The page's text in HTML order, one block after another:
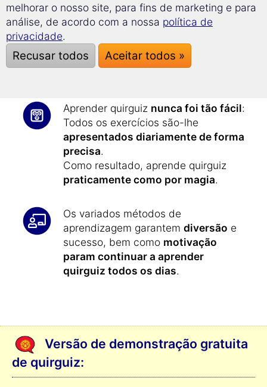
Com a nova tecnologia
progredirá 32,9%
mais rapidamentee a sua
capacidade de retenção dos
Aprender quirguiz nunca foi tão fácil:
Todos os exercícios são-lhe
apresentados diariamente de forma
precisa.
Como resultado, aprende quirguiz
praticamente como por magia.
Os variados métodos de
aprendizagem garantem diversão e
sucesso, bem como motivação
param continuar a aprender
quirguiz todos os dias.
Versão de demonstração gratuita
de quirguiz:
melhorar o nosso site, para fins de marketing e para
análise, de acordo com a nossa política de
privacidade.
Recusar todos Aceitar todos »